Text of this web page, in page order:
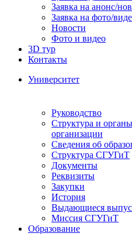
Заявка на анонс/
Заявка на фото/
Новости
Фото и видео
3D тур
Контакты
Университет
Руководство
Структура и
организации
Сведения об
Структура СГУГиТ
Документы
Реквизиты
Закупки
История
Выдающиеся
Миссия СГУГиТ
Образование